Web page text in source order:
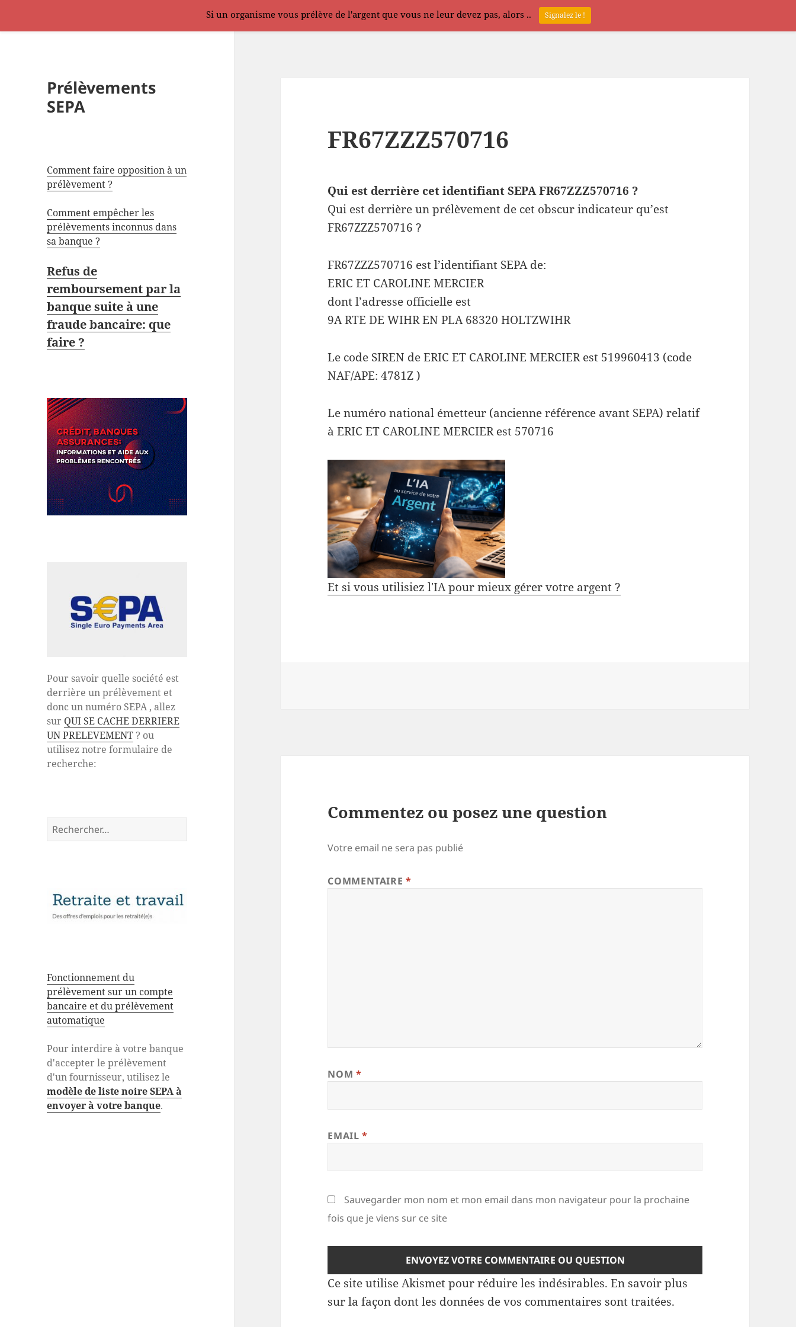
Prélèvements
SEPA
Comment faire opposition à un
prélèvement ?
Comment empêcher les
prélèvements inconnus dans
sa banque ?
Refus de
remboursement par la
banque suite à une
fraude bancaire: que
faire ?
Pour savoir quelle société est
derrière un prélèvement et
donc un numéro SEPA , allez
sur QUI SE CACHE DERRIERE
UN PRELEVEMENT? ou
utilisez notre formulaire de
recherche:
Rechercher :
Fonctionnement du
prélèvement sur un compte
bancaire et du prélèvement
automatique
Pour interdire à votre banque
d'accepter le prélèvement
d'un fournisseur, utilisez le
modèle de liste noire SEPA à
envoyer à votre banque.
FR67ZZZ570716
Qui est derrière cet identifiant SEPA FR67ZZZ570716 ?
Qui est derrière un prélèvement de cet obscur indicateur qu’est
FR67ZZZ570716 ?
FR67ZZZ570716 est l’identifiant SEPA de:
ERIC ET CAROLINE MERCIER
dont l’adresse officielle est
9A RTE DE WIHR EN PLA 68320 HOLTZWIHR
Le code SIREN de ERIC ET CAROLINE MERCIER est 519960413 (code
NAF/APE: 4781Z )
Le numéro national émetteur (ancienne référence avant SEPA) relatif
à ERIC ET CAROLINE MERCIER est 570716
Et si vous utilisiez l'IA pour mieux gérer votre argent ?
Commentez ou posez une question
Votre email ne sera pas publié
COMMENTAIRE*
NOM *
EMAIL*
Sauvegarder mon nom et mon email dans mon navigateur pour la prochaine
fois que je viens sur ce site
Ce site utilise Akismet pour réduire les indésirables.En savoir plus
sur la façon dont les données de vos commentaires sont traitées.
Si un organisme vous prélève de l'argent que vous ne leur devez pas, alors .. Signalez le !